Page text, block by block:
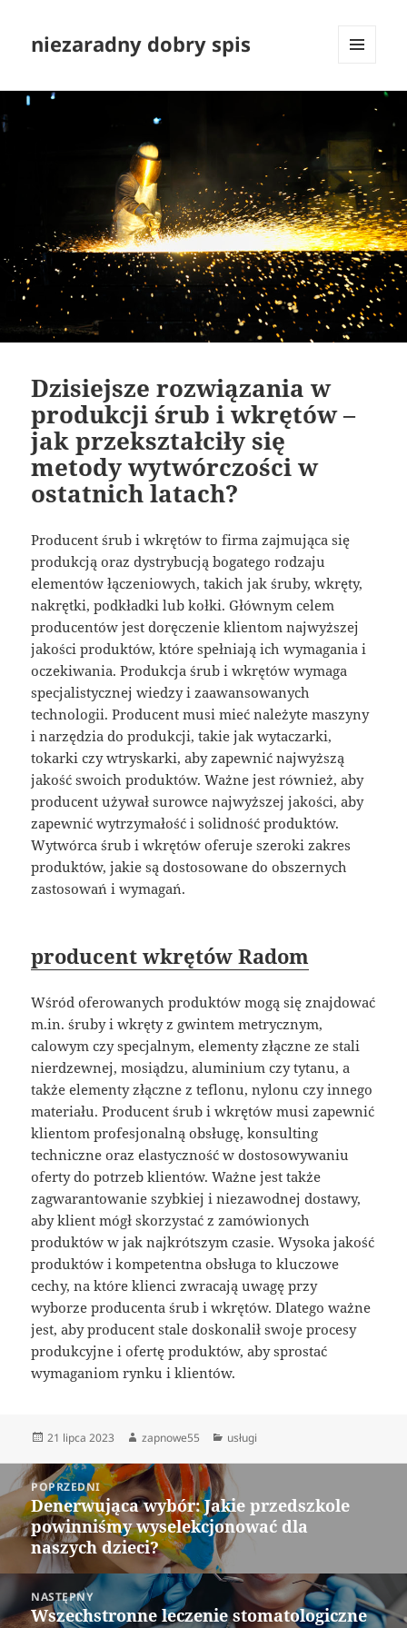
niezaradny dobry spis
WIDGETY
Dzisiejsze rozwiązania w
produkcji śrub i wkrętów –
jak przekształciły się
metody wytwórczości w
ostatnich latach?
Producent śrub i wkrętów to firma zajmująca się
produkcją oraz dystrybucją bogatego rodzaju
elementów łączeniowych, takich jak śruby, wkręty,
nakrętki, podkładki lub kołki. Głównym celem
producentów jest doręczenie klientom najwyższej
jakości produktów, które spełniają ich wymagania i
oczekiwania. Produkcja śrub i wkrętów wymaga
specjalistycznej wiedzy i zaawansowanych
technologii. Producent musi mieć należyte maszyny
i narzędzia do produkcji, takie jak wytaczarki,
tokarki czy wtryskarki, aby zapewnić najwyższą
jakość swoich produktów. Ważne jest również, aby
producent używał surowce najwyższej jakości, aby
zapewnić wytrzymałość i solidność produktów.
Wytwórca śrub i wkrętów oferuje szeroki zakres
produktów, jakie są dostosowane do obszernych
zastosowań i wymagań.
producent wkrętów Radom
Wśród oferowanych produktów mogą się znajdować
m.in. śruby i wkręty z gwintem metrycznym,
calowym czy specjalnym, elementy złączne ze stali
nierdzewnej, mosiądzu, aluminium czy tytanu, a
także elementy złączne z teflonu, nylonu czy innego
materiału. Producent śrub i wkrętów musi zapewnić
klientom profesjonalną obsługę, konsulting
techniczne oraz elastyczność w dostosowywaniu
oferty do potrzeb klientów. Ważne jest także
zagwarantowanie szybkiej i niezawodnej dostawy,
aby klient mógł skorzystać z zamówionych
produktów w jak najkrótszym czasie. Wysoka jakość
produktów i kompetentna obsługa to kluczowe
cechy, na które klienci zwracają uwagę przy
wyborze producenta śrub i wkrętów. Dlatego ważne
jest, aby producent stale doskonalił swoje procesy
produkcyjne i ofertę produktów, aby sprostać
wymaganiom rynku i klientów.
Data
21 lipca 2023 Autor
zapnowe55 Kategorie
usługi
Nawigacja
wpisuPOPRZEDNI
Poprzedni
wpis:
Denerwująca wybór: Jakie przedszkole
powinniśmy wyselekcjonować dla
naszych dzieci?
NASTĘPNY
Następny
Wszechstronne leczenie stomatologiczne